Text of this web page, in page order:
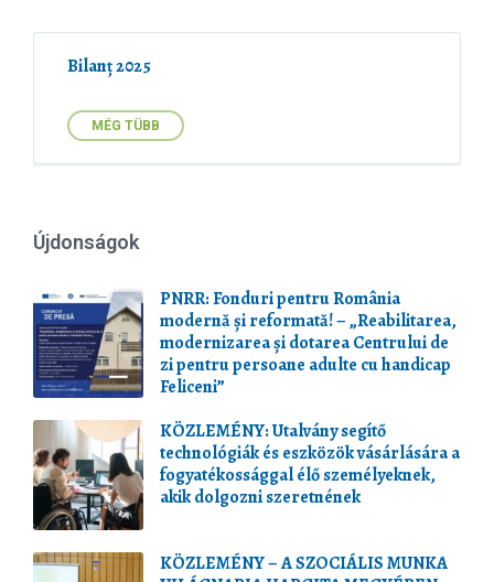
Bilanț 2025
MÉG TÜBB
Újdonságok
PNRR: Fonduri pentru România
modernă și reformată! – „Reabilitarea,
modernizarea și dotarea Centrului de
zi pentru persoane adulte cu handicap
Feliceni”
KÖZLEMÉNY: Utalvány segítő
technológiák és eszközök vásárlására a
fogyatékossággal élő személyeknek,
akik dolgozni szeretnének
KÖZLEMÉNY – A SZOCIÁLIS MUNKA